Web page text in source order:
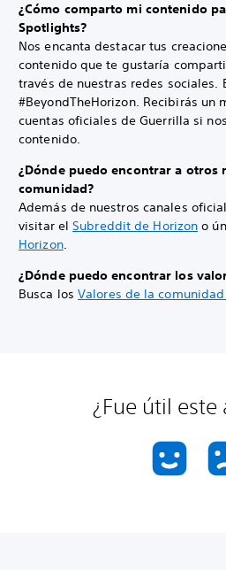
¿Cómo comparto mi contenido
Spotlights?
Nos encanta destacar tus
contenido que te gustaría
través de nuestras redes sociales.
#BeyondTheHorizon. Recibirás un
cuentas oficiales de Guerrilla si
contenido.
¿Dónde puedo encontrar a otros
comunidad?
Además de nuestros canales
visitar elSubreddit de Horizon o
Horizon.
¿Dónde puedo encontrar los
Busca los Valores de la
¿Fue útil este